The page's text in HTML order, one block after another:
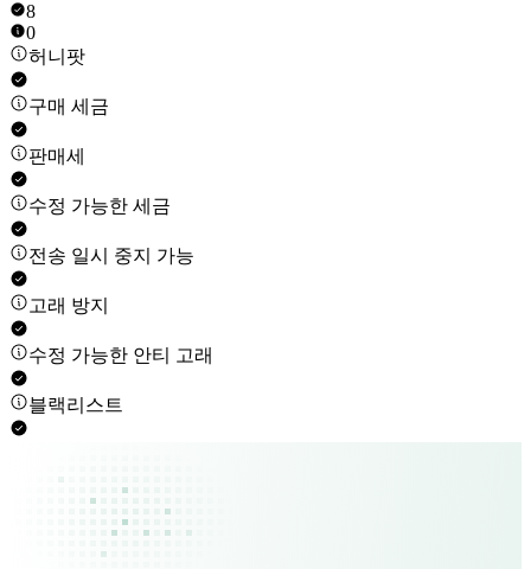
8
0
허니팟
구매 세금
판매세
수정 가능한 세금
전송 일시 중지 가능
고래 방지
수정 가능한 안티 고래
블랙리스트